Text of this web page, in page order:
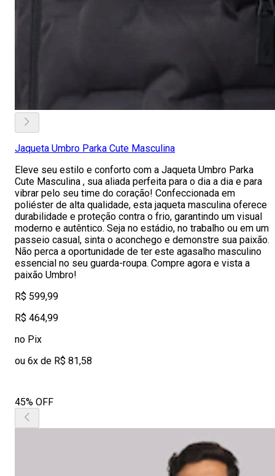
Jaqueta Umbro Parka Cute Masculina
Eleve seu estilo e conforto com a Jaqueta Umbro Parka
Cute Masculina , sua aliada perfeita para o dia a dia e para
vibrar pelo seu time do coração! Confeccionada em
poliéster de alta qualidade, esta jaqueta masculina oferece
durabilidade e proteção contra o frio, garantindo um visual
moderno e autêntico. Seja no estádio, no trabalho ou em um
passeio casual, sinta o aconchego e demonstre sua paixão.
Não perca a oportunidade de ter este agasalho masculino
essencial no seu guarda-roupa. Compre agora e vista a
paixão Umbro!
R$ 599,99
R$ 464,99
no Pix
ou 6x de R$ 81,58
45% OFF